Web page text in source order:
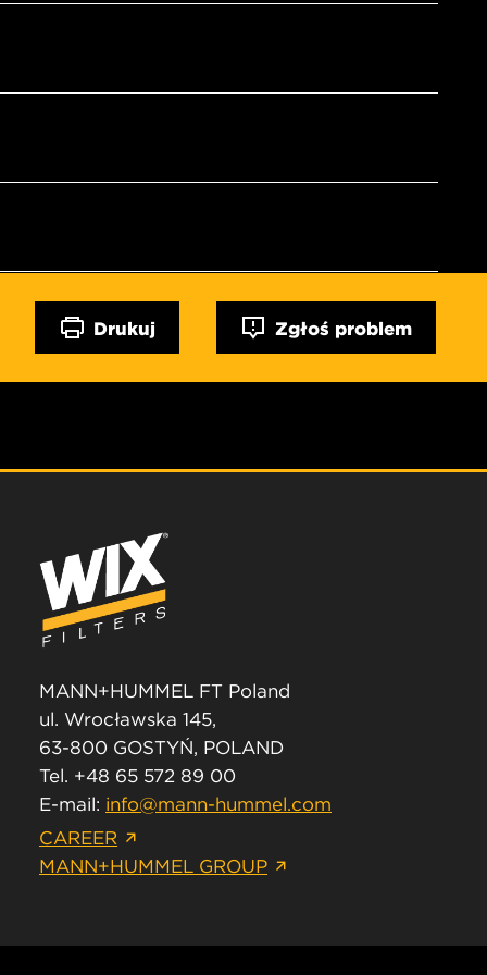
Drukuj Zgłoś problem
MANN+HUMMEL FT Poland
ul. Wrocławska 145,
63-800 GOSTYŃ, POLAND
Tel. +48 65 572 89 00
E-mail: info@mann-hummel.com
CAREER
MANN+HUMMEL GROUP